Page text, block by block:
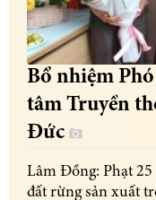
Bổ nhiệm
tâm Truyền
Đức
Lâm Đồng: Phạt
đất rừng sản xuất